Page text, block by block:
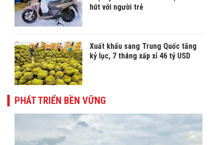
hút với người trẻ
Xuất khẩu sang Trung Quốc tăng
kỷ lục, 7 tháng xấp xỉ 46 tỷ USD
PHÁT TRIỂN BỀN VỮNG